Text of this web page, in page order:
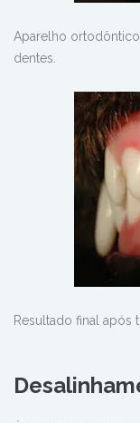
Aparelho
dentes.
Resultado final após